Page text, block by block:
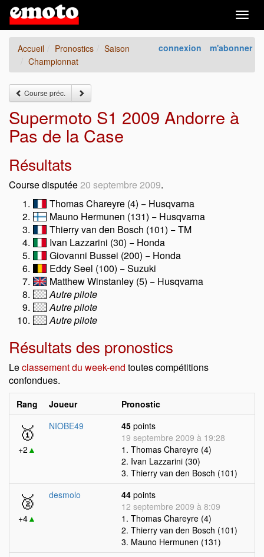
connexion m'abonner
Accueil Pronostics
Saison
Championnat
Course préc.
Supermoto S1 2009 Andorre à
Pas de la Case
Résultats
Course disputée20 septembre 2009.
Thomas Chareyre (4) − Husqvarna
Mauno Hermunen (131) − Husqvarna
Thierry van den Bosch (101) − TM
Ivan Lazzarini (30) − Honda
Giovanni Bussei (200) − Honda
Eddy Seel (100) − Suzuki
Matthew Winstanley (5) − Husqvarna
Autre pilote
Autre pilote
Autre pilote
Résultats des pronostics
Leclassement du week-end toutes compétitions
confondues.
Rang Joueur Pronostic
🥇
+2 ▲
NIOBE49 45 points
19 septembre 2009 à 19:28
1. Thomas Chareyre (4)
2. Ivan Lazzarini (30)
3. Thierry van den Bosch (101)
🥈
+4▲
desmolo 44 points
12 septembre 2009 à 8:09
1. Thomas Chareyre (4)
2. Thierry van den Bosch (101)
3. Mauno Hermunen (131)